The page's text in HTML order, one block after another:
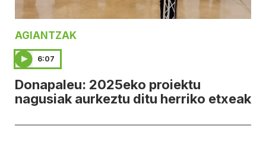
AGIANTZAK
6:07
Donapaleu: 2025eko proiektu
nagusiak aurkeztu ditu herriko etxeak